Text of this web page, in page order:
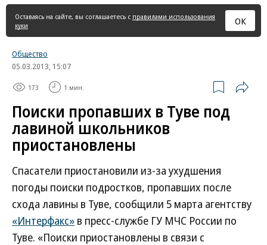
страница
Оставаясь на сайте, вы соглашаетесь с правилами использования
куки
ОК
Общество
05.03.2013, 15:07
173 1 мин.
Поиски пропавших в Туве под
лавиной школьников
приостановлены
Спасатели приостановили из-за ухудшения
погоды поиски подростков, пропавших после
схода лавины в Туве, сообщили 5 марта агентству
«Интерфакс» в пресс-службе ГУ МЧС России по
Туве. «Поиски приостановлены в связи с